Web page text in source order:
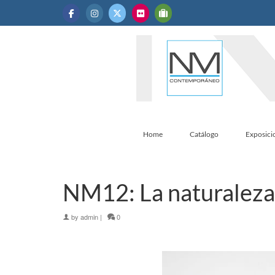
Home Catálogo
NM12: La
by admin | 0